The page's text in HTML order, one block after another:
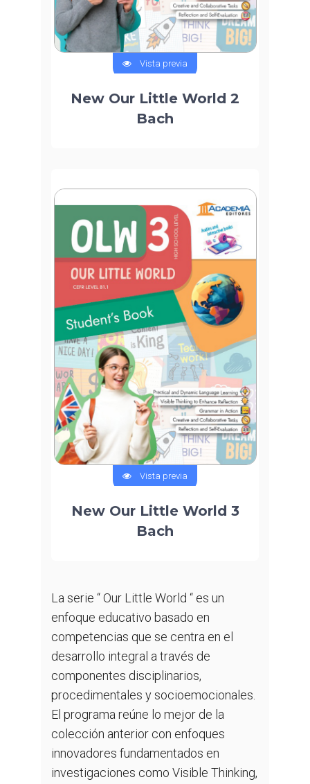
Vista previa
New Our Little World 2
Bach
Vista previa
New Our Little World 3
Bach
La serie “ Our Little World “ es un
enfoque educativo basado en
competencias que se centra en el
desarrollo integral a través de
componentes disciplinarios,
procedimentales y socioemocionales.
El programa reúne lo mejor de la
colección anterior con enfoques
innovadores fundamentados en
investigaciones como Visible Thinking,